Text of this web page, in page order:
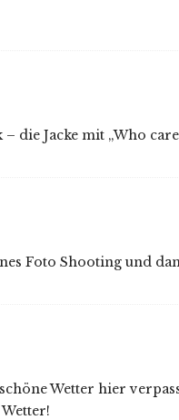
die Jacke mit „Who
Foto Shooting und
Wetter hier